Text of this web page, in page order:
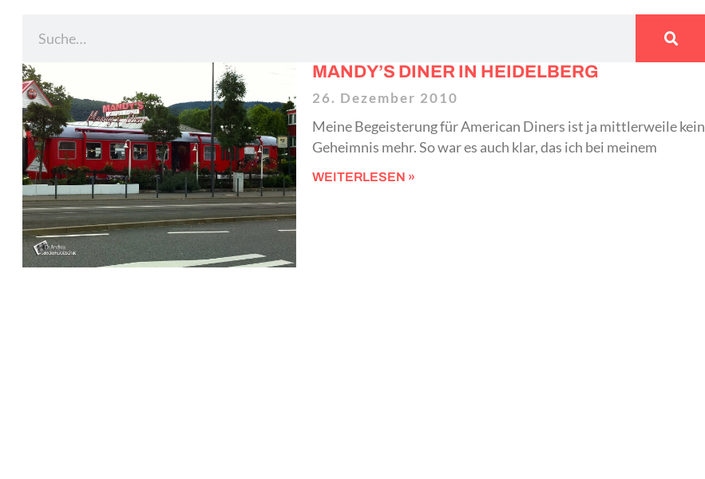
MANDY’S DINER IN HEIDELBERG
26. Dezember 2010
Meine Begeisterung für American Diners ist ja mittlerweile kein
Geheimnis mehr. So war es auch klar, das ich bei meinem
WEITERLESEN »